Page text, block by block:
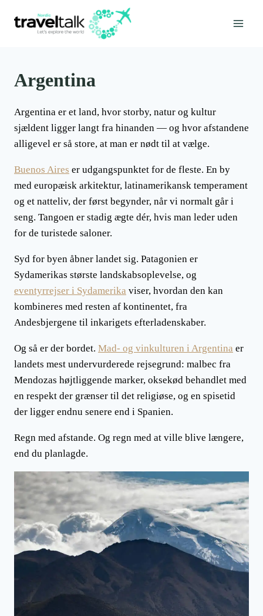
Argentina
Argentina er et land, hvor storby, natur og kultur
sjældent ligger langt fra hinanden — og hvor afstandene
alligevel er så store, at man er nødt til at vælge.
Buenos Aires er udgangspunktet for de fleste. En by
med europæisk arkitektur, latinamerikansk temperament
og et natteliv, der først begynder, når vi normalt går i
seng. Tangoen er stadig ægte dér, hvis man leder uden
for de turistede saloner.
Syd for byen åbner landet sig. Patagonien er
Sydamerikas største landskabsoplevelse, og
eventyrrejser i Sydamerika viser, hvordan den kan
kombineres med resten af kontinentet, fra
Andesbjergene til inkarigets efterladenskaber.
Og så er der bordet. Mad- og vinkulturen i Argentina er
landets mest undervurderede rejsegrund: malbec fra
Mendozas højtliggende marker, oksekød behandlet med
en respekt der grænser til det religiøse, og en spisetid
der ligger endnu senere end i Spanien.
Regn med afstande. Og regn med at ville blive længere,
end du planlagde.